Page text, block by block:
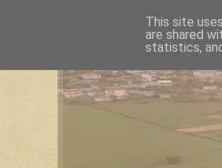
This site
are shared
statistics,